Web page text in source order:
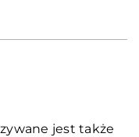
jest także